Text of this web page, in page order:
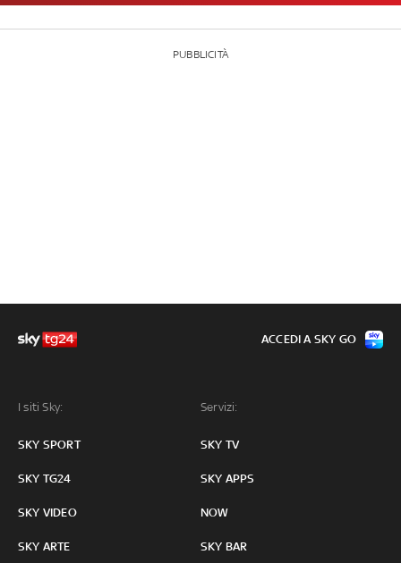
PUBBLICITÀ
I siti Sky:
SKY SPORT
SKY TG24
SKY VIDEO
SKY ARTE
Servizi:
SKY TV
SKY APPS
NOW
SKY BAR
ACCEDI A SKY GO